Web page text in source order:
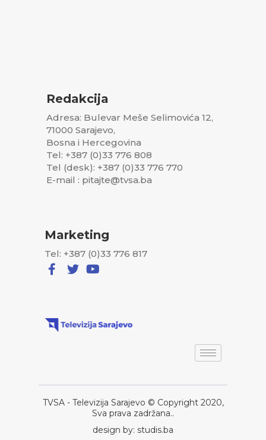
Redakcija
Adresa: Bulevar Meše Selimovića 12,
71000 Sarajevo,
Bosna i Hercegovina
Tel: +387 (0)33 776 808
Tel (desk): +387 (0)33 776 770
E-mail : pitajte@tvsa.ba
Marketing
Tel: +387 (0)33 776 817
TVSA - Televizija Sarajevo © Copyright 2020,
Sva prava zadržana..
design by: studis.ba